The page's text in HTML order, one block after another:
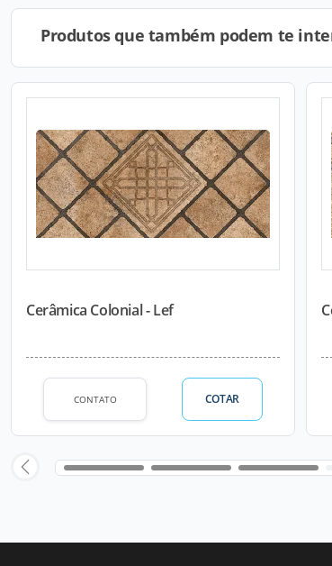
Produtos que também podem te
Cerâmica Colonial - Lef
CONTATO COTAR